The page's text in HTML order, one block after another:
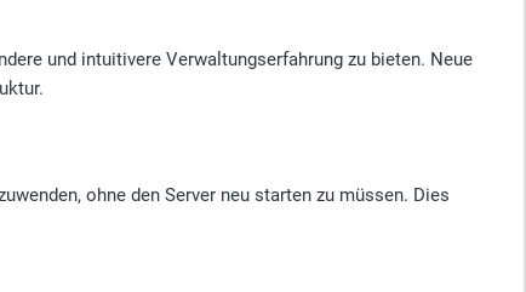
und intuitivere Verwaltungserfahrung zu bieten. Neue
ohne den Server neu starten zu müssen. Dies